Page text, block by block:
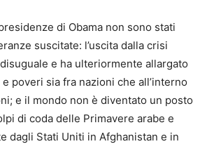
di Obama non sono stati
suscitate: l’uscita dalla crisi
e ha ulteriormente allargato
poveri sia fra nazioni che all’interno
e il mondo non è diventato un posto
di coda delle Primavere arabe e
dagli Stati Uniti in Afghanistan e in